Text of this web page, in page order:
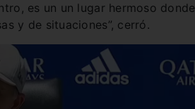
es un un lugar hermoso donde
y de situaciones”, cerró.